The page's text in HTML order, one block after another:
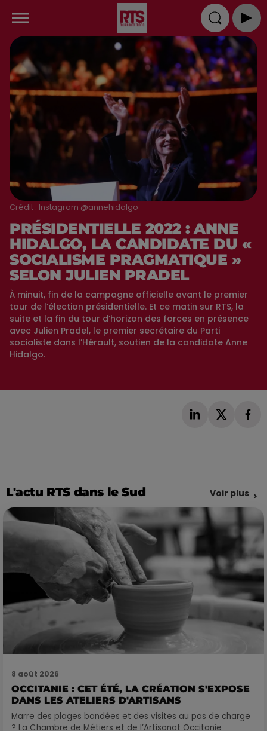
Crédit : Instagram @annehidalgo
PRÉSIDENTIELLE 2022 : ANNE
HIDALGO, LA CANDIDATE DU «
SOCIALISME PRAGMATIQUE »
SELON JULIEN PRADEL
À minuit, fin de la campagne officielle avant le premier
tour de l’élection présidentielle. Et ce matin sur RTS, la
suite et la fin du tour d’horizon des forces en présence
avec Julien Pradel, le premier secrétaire du Parti
socialiste dans l’Hérault, soutien de la candidate Anne
Hidalgo.
L'actu RTS dans le Sud Voir plus
8 août 2026
OCCITANIE : CET ÉTÉ, LA CRÉATION S'EXPOSE
DANS LES ATELIERS D'ARTISANS
Marre des plages bondées et des visites au pas de charge
? La Chambre de Métiers et de l’Artisanat Occitanie